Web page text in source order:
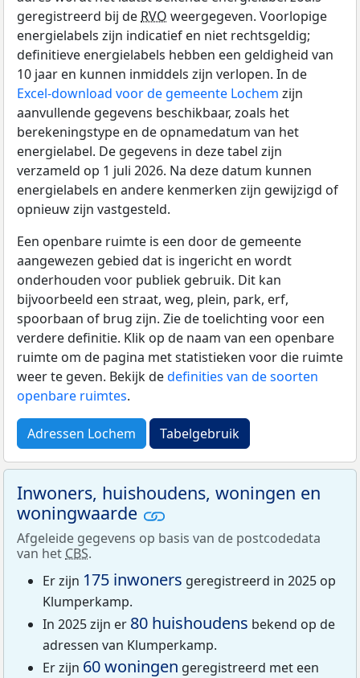
geregistreerd bij de RVO weergegeven. Voorlopige
energielabels zijn indicatief en niet rechtsgeldig;
definitieve energielabels hebben een geldigheid van
10 jaar en kunnen inmiddels zijn verlopen. In de
Excel-download voor de gemeente Lochem zijn
aanvullende gegevens beschikbaar, zoals het
berekeningstype en de opnamedatum van het
energielabel. De gegevens in deze tabel zijn
verzameld op 1 juli 2026. Na deze datum kunnen
energielabels en andere kenmerken zijn gewijzigd of
opnieuw zijn vastgesteld.
Een openbare ruimte is een door de gemeente
aangewezen gebied dat is ingericht en wordt
onderhouden voor publiek gebruik. Dit kan
bijvoorbeeld een straat, weg, plein, park, erf,
spoorbaan of brug zijn. Zie de toelichting voor een
verdere definitie. Klik op de naam van een openbare
ruimte om de pagina met statistieken voor die ruimte
weer te geven. Bekijk dedefinities van de soorten
openbare ruimtes.
Adressen Lochem Tabelgebruik
Inwoners, huishoudens, woningen en
woningwaarde
Afgeleide gegevens op basis van de postcodedata
van het CBS.
Er zijn 175 inwoners geregistreerd in 2025 op
Klumperkamp.
In 2025 zijn er 80 huishoudens bekend op de
adressen van Klumperkamp.
Er zijn 60 woningen geregistreerd met een